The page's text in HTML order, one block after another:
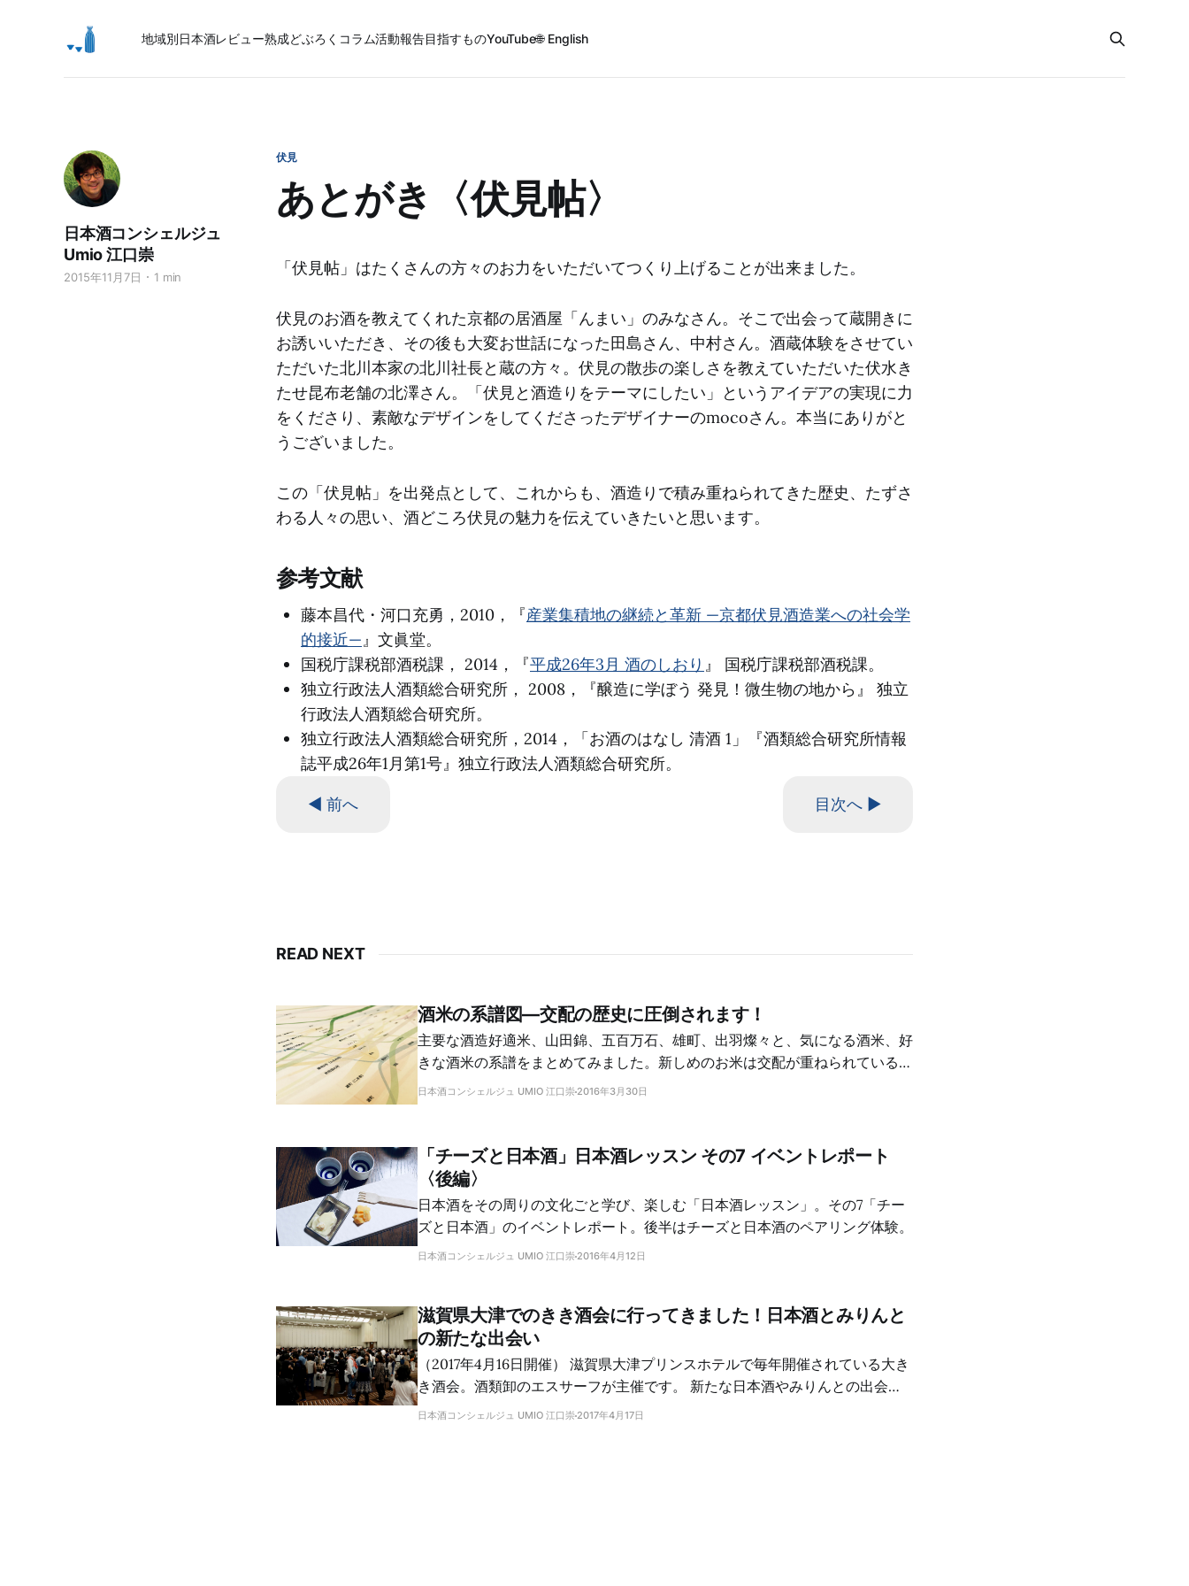
地域別日本酒レビュー熟成どぶろく コラム活動報告目指すものYouTube🌐 English
伏見
あとがき〈伏見帖〉
日本酒コンシェルジュ
Umio 江口崇
2015年11月7日 1 min 「伏見帖」はたくさんの方々のお力をいただいてつくり上げることが出来ました。
伏見のお酒を教えてくれた京都の居酒屋「んまい」のみなさん。そこで出会って蔵開きに
お誘いいただき、その後も大変お世話になった田島さん、中村さん。酒蔵体験をさせてい
ただいた北川本家の北川社長と蔵の方々。伏見の散歩の楽しさを教えていただいた伏水き
たせ昆布老舗の北澤さん。「伏見と酒造りをテーマにしたい」というアイデアの実現に力
をくださり、素敵なデザインをしてくださったデザイナーのmocoさん。本当にありがと
うございました。
この「伏見帖」を出発点として、これからも、酒造りで積み重ねられてきた歴史、たずさ
わる人々の思い、酒どころ伏見の魅力を伝えていきたいと思います。
参考文献
藤本昌代・河口充勇，2010，『産業集積地の継続と革新 —京都伏見酒造業への社会学
的接近—』文眞堂。
国税庁課税部酒税課， 2014，『平成26年3月 酒のしおり 』 国税庁課税部酒税課。
独立行政法人酒類総合研究所， 2008，『醸造に学ぼう 発見！微生物の地から』 独立
行政法人酒類総合研究所。
独立行政法人酒類総合研究所，2014，「お酒のはなし 清酒 1」『酒類総合研究所情報
誌平成26年1月第1号』独立行政法人酒類総合研究所。
◀ 前へ 目次へ ▶
READ NEXT
酒米の系譜図―交配の歴史に圧倒されます！
主要な酒造好適米、山田錦、五百万石、雄町、出羽燦々と、気になる酒米、好
きな酒米の系譜をまとめてみました。新しめのお米は交配が重ねられているの
がわかります。意外なルーツもわかって楽しい！
日本酒コンシェルジュ UMIO 江口崇 2016年3月30日
「チーズと日本酒」日本酒レッスン その7 イベントレポート
〈後編〉
日本酒をその周りの文化ごと学び、楽しむ「日本酒レッスン」。その7「チー
ズと日本酒」のイベントレポート。後半はチーズと日本酒のペアリング体験。
日本酒コンシェルジュ UMIO 江口崇 2016年4月12日
滋賀県大津でのきき酒会に行ってきました！日本酒とみりんと
の新たな出会い
（2017年4月16日開催） 滋賀県大津プリンスホテルで毎年開催されている大き
き酒会。酒類卸のエスサーフが主催です。 新たな日本酒やみりんとの出会い
がありました。すべてのブースを回ることは叶わず。でも、いくつか深い体験
日本酒コンシェルジュ UMIO 江口崇 2017年4月17日